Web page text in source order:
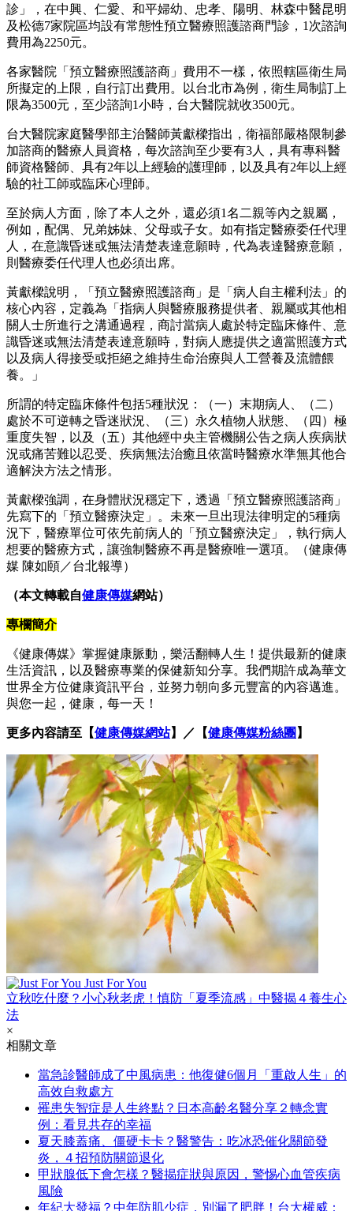
診」，在中興、仁愛、和平婦幼、忠孝、陽明、林森中醫昆明
及松德7家院區均設有常態性預立醫療照護諮商門診，1次諮詢
費用為2250元。
各家醫院「預立醫療照護諮商」費用不一樣，依照轄區衛生局
所擬定的上限，自行訂出費用。以台北市為例，衛生局制訂上
限為3500元，至少諮詢1小時，台大醫院就收3500元。
台大醫院家庭醫學部主治醫師黃獻樑指出，衛福部嚴格限制參
加諮商的醫療人員資格，每次諮詢至少要有3人，具有專科醫
師資格醫師、具有2年以上經驗的護理師，以及具有2年以上經
驗的社工師或臨床心理師。
至於病人方面，除了本人之外，還必須1名二親等內之親屬，
例如，配偶、兄弟姊妹、父母或子女。如有指定醫療委任代理
人，在意識昏迷或無法清楚表達意願時，代為表達醫療意願，
則醫療委任代理人也必須出席。
黃獻樑說明，「預立醫療照護諮商」是「病人自主權利法」的
核心內容，定義為「指病人與醫療服務提供者、親屬或其他相
關人士所進行之溝通過程，商討當病人處於特定臨床條件、意
識昏迷或無法清楚表達意願時，對病人應提供之適當照護方式
以及病人得接受或拒絕之維持生命治療與人工營養及流體餵
養。」
所謂的特定臨床條件包括5種狀況：（一）末期病人、（二）
處於不可逆轉之昏迷狀況、（三）永久植物人狀態、（四）極
重度失智，以及（五）其他經中央主管機關公告之病人疾病狀
況或痛苦難以忍受、疾病無法治癒且依當時醫療水準無其他合
適解決方法之情形。
黃獻樑強調，在身體狀況穩定下，透過「預立醫療照護諮商」
先寫下的「預立醫療決定」。未來一旦出現法律明定的5種病
況下，醫療單位可依先前病人的「預立醫療決定」，執行病人
想要的醫療方式，讓強制醫療不再是醫療唯一選項。（健康傳
媒 陳如頤／台北報導）
（本文轉載自健康傳媒網站）
專欄簡介
《健康傳媒》掌握健康脈動，樂活翻轉人生！提供最新的健康
生活資訊，以及醫療專業的保健新知分享。我們期許成為華文
世界全方位健康資訊平台，並努力朝向多元豐富的內容邁進。
與您一起，健康，每一天！
更多內容請至【健康傳媒網站】／【健康傳媒粉絲團 】
Just For You
立秋吃什麼？小心秋老虎！慎防「夏季流感」中醫揭４養生心
法
×
相關文章
當急診醫師成了中風病患：他復健6個月「重啟人生」的
高效自救處方
罹患失智症是人生終點？日本高齡名醫分享２轉念實
例：看見共存的幸福
夏天膝蓋痛、僵硬卡卡？醫警告：吃冰恐催化關節發
炎，４招預防關節退化
甲狀腺低下會怎樣？醫揭症狀與原因，警惕心血管疾病
風險
年紀大發福？中年防肌少症，別漏了肥胖！台大權威：